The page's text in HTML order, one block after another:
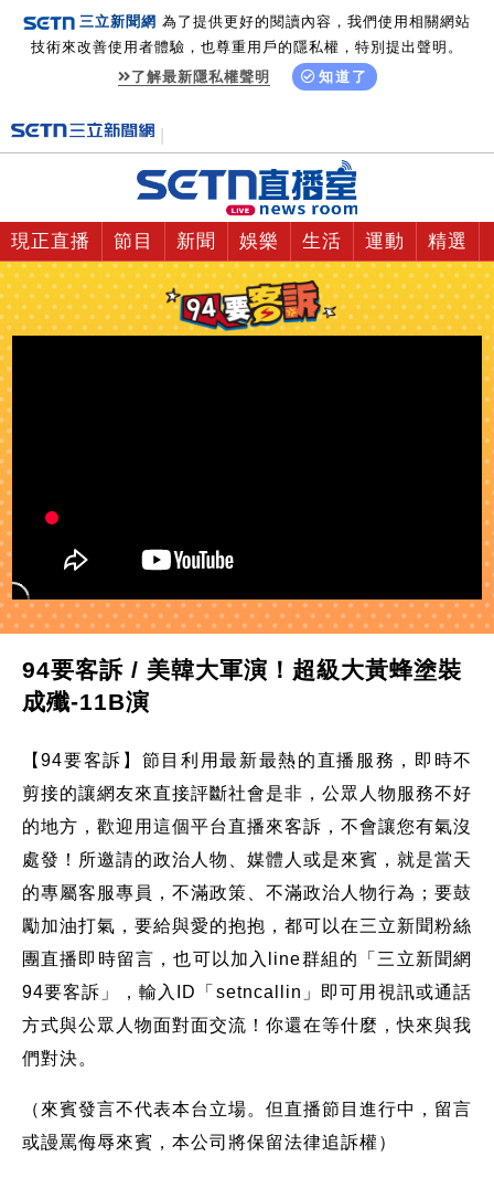
三立新聞網 為了提供更好的閱讀內容，我們使用相關網站
技術來改善使用者體驗，也尊重用戶的隱私權，特別提出聲明。
了解最新隱私權聲明
知道了
現正直播 節目 新聞 娛樂 生活 運動 精選
94要客訴 / 美韓大軍演！超級大黃蜂塗裝
成殲-11B演
【94要客訴】節目利用最新最熱的直播服務，即時不
剪接的讓網友來直接評斷社會是非，公眾人物服務不好
的地方，歡迎用這個平台直播來客訴，不會讓您有氣沒
處發！所邀請的政治人物、媒體人或是來賓，就是當天
的專屬客服專員，不滿政策、不滿政治人物行為；要鼓
勵加油打氣，要給與愛的抱抱，都可以在三立新聞粉絲
團直播即時留言，也可以加入line群組的「三立新聞網
94要客訴」，輸入ID「setncallin」即可用視訊或通話
方式與公眾人物面對面交流！你還在等什麼，快來與我
們對決。
（來賓發言不代表本台立場。但直播節目進行中，留言
或謾罵侮辱來賓，本公司將保留法律追訴權）